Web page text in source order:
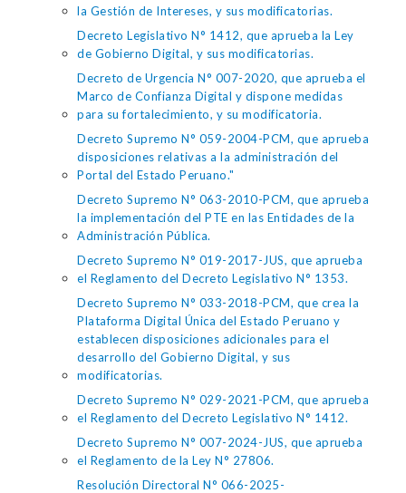
la Gestión de Intereses, y sus modificatorias.
Decreto Legislativo N° 1412, que aprueba la Ley
de Gobierno Digital, y sus modificatorias.
Decreto de Urgencia N° 007-2020, que aprueba el
Marco de Confianza Digital y dispone medidas
para su fortalecimiento, y su modificatoria.
Decreto Supremo N° 059-2004-PCM, que aprueba
disposiciones relativas a la administración del
Portal del Estado Peruano."
Decreto Supremo N° 063-2010-PCM, que aprueba
la implementación del PTE en las Entidades de la
Administración Pública.
Decreto Supremo N° 019-2017-JUS, que aprueba
el Reglamento del Decreto Legislativo N° 1353.
Decreto Supremo N° 033-2018-PCM, que crea la
Plataforma Digital Única del Estado Peruano y
establecen disposiciones adicionales para el
desarrollo del Gobierno Digital, y sus
modificatorias.
Decreto Supremo N° 029-2021-PCM, que aprueba
el Reglamento del Decreto Legislativo N° 1412.
Decreto Supremo N° 007-2024-JUS, que aprueba
el Reglamento de la Ley N° 27806.
Resolución Directoral N° 066-2025-